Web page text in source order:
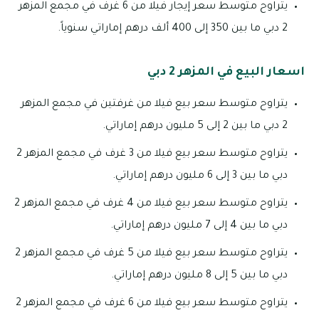
يتراوح متوسط سعر إيجار فيلا من 6 غرف في مجمع المزهر
2 دبي ما بين 350 إلى 400 ألف درهم إماراتي سنوياً.
اسعار البيع في المزهر 2 دبي
يتراوح متوسط سعر بيع فيلا من غرفتين في مجمع المزهر
2 دبي ما بين 2 إلى 5 مليون درهم إماراتي.
يتراوح متوسط سعر بيع فيلا من 3 غرف في مجمع المزهر 2
دبي ما بين 3 إلى 6 مليون درهم إماراتي.
يتراوح متوسط سعر بيع فيلا من 4 غرف في مجمع المزهر 2
دبي ما بين 4 إلى 7 مليون درهم إماراتي.
يتراوح متوسط سعر بيع فيلا من 5 غرف في مجمع المزهر 2
دبي ما بين 5 إلى 8 مليون درهم إماراتي.
يتراوح متوسط سعر بيع فيلا من 6 غرف في مجمع المزهر 2